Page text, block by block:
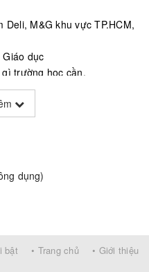
Deli, M&G khu vực TP.HCM,
Giáo dục
trường học cần.
dụng)
bật • Trang chủ • Giới thiệu